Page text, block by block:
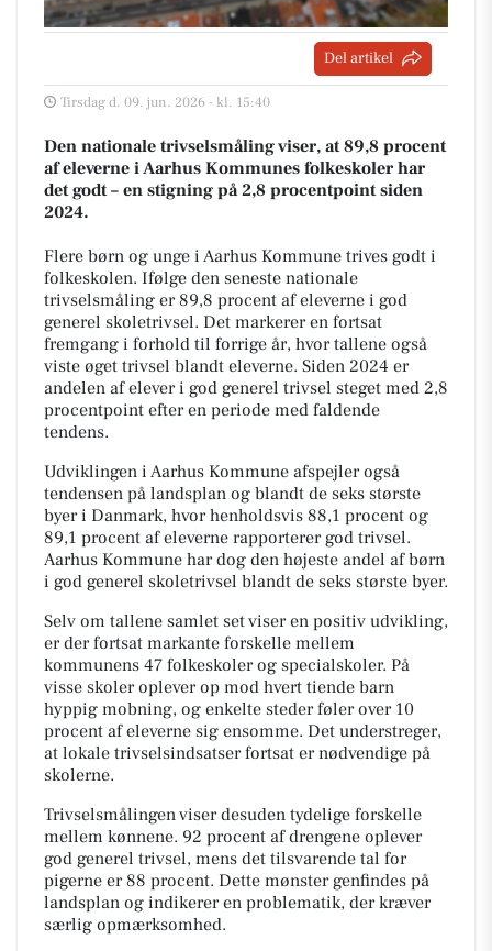
Del artikel
Tirsdag d. 09. jun. 2026 - kl. 15:40
Den nationale trivselsmåling viser, at 89,8 procent
af eleverne i Aarhus Kommunes folkeskoler har
det godt – en stigning på 2,8 procentpoint siden
2024.
Flere børn og unge i Aarhus Kommune trives godt i
folkeskolen. Ifølge den seneste nationale
trivselsmåling er 89,8 procent af eleverne i god
generel skoletrivsel. Det markerer en fortsat
fremgang i forhold til forrige år, hvor tallene også
viste øget trivsel blandt eleverne. Siden 2024 er
andelen af elever i god generel trivsel steget med 2,8
procentpoint efter en periode med faldende
tendens.
Udviklingen i Aarhus Kommune afspejler også
tendensen på landsplan og blandt de seks største
byer i Danmark, hvor henholdsvis 88,1 procent og
89,1 procent af eleverne rapporterer god trivsel.
Aarhus Kommune har dog den højeste andel af børn
i god generel skoletrivsel blandt de seks største byer.
Selv om tallene samlet set viser en positiv udvikling,
er der fortsat markante forskelle mellem
kommunens 47 folkeskoler og specialskoler. På
visse skoler oplever op mod hvert tiende barn
hyppig mobning, og enkelte steder føler over 10
procent af eleverne sig ensomme. Det understreger,
at lokale trivselsindsatser fortsat er nødvendige på
skolerne.
Trivselsmålingen viser desuden tydelige forskelle
mellem kønnene. 92 procent af drengene oplever
god generel trivsel, mens det tilsvarende tal for
pigerne er 88 procent. Dette mønster genfindes på
landsplan og indikerer en problematik, der kræver
særlig opmærksomhed.